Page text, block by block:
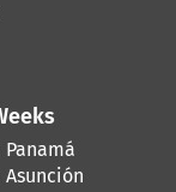
Panamá
Asunción